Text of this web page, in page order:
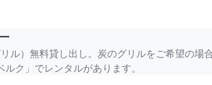
ル）無料貸し出し。炭のグリルをご希望の場
ク」でレンタルがあります。